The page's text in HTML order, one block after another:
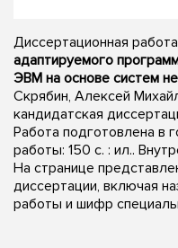
Диссертационная
адаптируемого
ЭВМ на основе систем
Скрябин, Алексей
кандидатская
Работа подготовлена в
работы: 150 с. : ил..
На странице
диссертации, включая
работы и шифр